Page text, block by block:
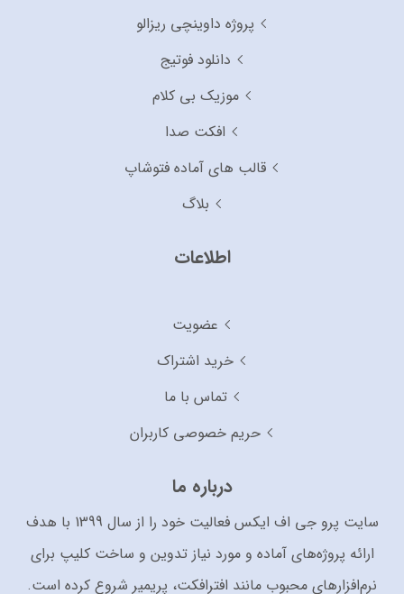
پروژه داوینچی ریزالو
دانلود فوتیج
موزیک بی کلام
افکت صدا
قالب های آماده فتوشاپ
بلاگ
اطلاعات
عضویت
خرید اشتراک
تماس با ما
حریم خصوصی کاربران
درباره ما
سایت پرو جی اف ایکس فعالیت خود را از سال 1399 با هدف
ارائه پروژه‌های آماده و مورد نیاز تدوین و ساخت کلیپ برای
نرم‌افزارهای محبوب مانند افترافکت، پریمیر شروع کرده است.